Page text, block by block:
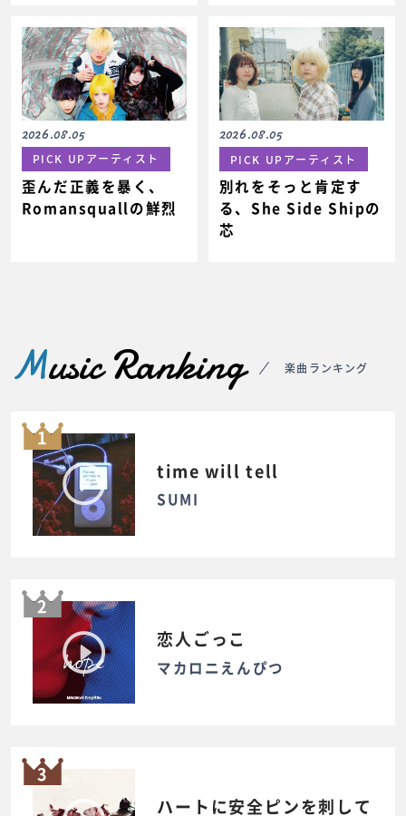
2026.08.05
PICK UPアーティスト
歪んだ正義を暴く、
Romansquallの鮮烈
2026.08.05
PICK UPアーティスト
別れをそっと肯定す
る、She Side Shipの
芯
Music Ranking 楽曲ランキング
1
time will tell
SUMI
2
恋人ごっこ
マカロニえんぴつ
3
ハートに安全ピンを刺して